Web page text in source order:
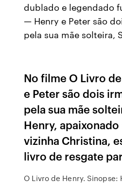
dublado e legendado
— Henry e Peter são
pela sua mãe solteira,
No filme O Livro
e Peter são dois
pela sua mãe
Henry, apaixonado
vizinha Christina,
livro de resgate
O Livro de Henry. Sinopse: